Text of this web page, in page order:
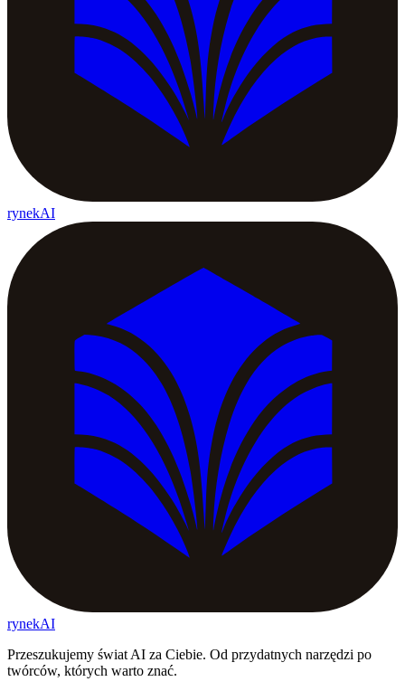
rynekAI
rynekAI
Przeszukujemy świat AI za Ciebie. Od przydatnych narzędzi po
twórców, których warto znać.